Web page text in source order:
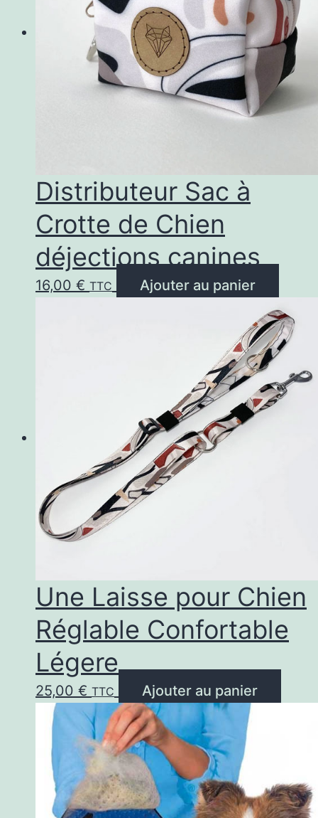
Distributeur Sac à
Crotte de Chien
déjections canines
16,00 € TTC Ajouter au panier
Une Laisse pour Chien
Réglable Confortable
Légere
25,00 € TTC Ajouter au panier